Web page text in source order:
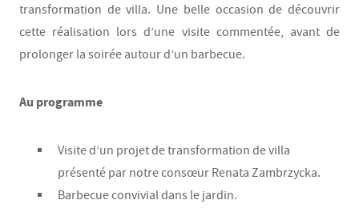
transformation de villa. Une belle occasion de découvrir
cette réalisation lors d’une visite commentée, avant de
prolonger la soirée autour d’un barbecue.
Au programme
Visite d’un projet de transformation de villa
présenté par notre consœur Renata Zambrzycka.
Barbecue convivial dans le jardin.